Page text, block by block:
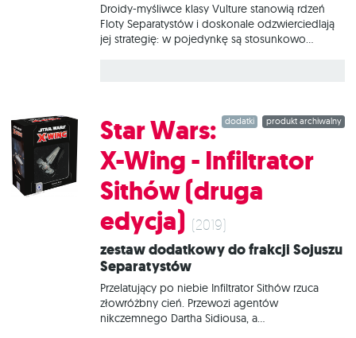
Droidy-myśliwce klasy Vulture stanowią rdzeń
Floty Separatystów i doskonale odzwierciedlają
jej strategię: w pojedynkę są stosunkowo
może pokonać nawet rozważnych i potężnych
pilotów Jedi. W tym zestawie znajduje się
statek Droid-myśliwiec klasy Vulture.
produkt archiwalny
dodatki
Star Wars:
X-Wing - Infiltrator
Sithów (druga
edycja) (2019)
Zestaw dodatkowy do frakcji Sojuszu
Separatystów
Przelatujący po niebie Infiltrator Sithów rzuca
złowróżbny cień. Przewozi agentów
nikczemnego Dartha Sidiousa, a